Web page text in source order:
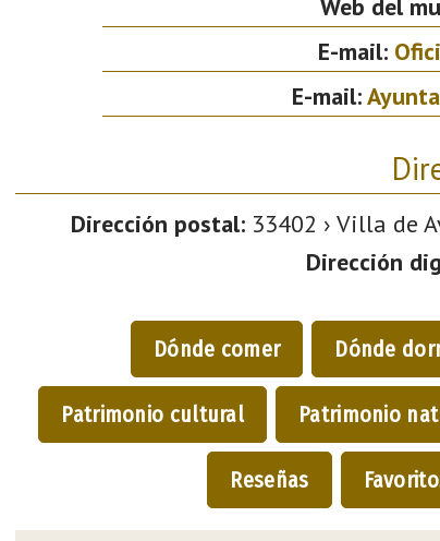
Web del
E-mail:
E-mail:
Dirección postal:33402 › Villa de
Dirección
Dónde comer Dónde
Patrimonio cultural Patrimonio
Reseñas